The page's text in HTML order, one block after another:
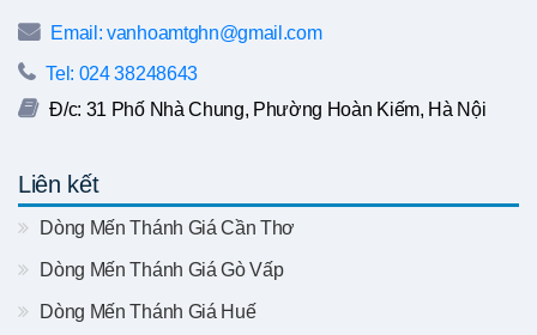
Email: vanhoamtghn@gmail.com
Tel: 024 38248643
Đ/c: 31 Phố Nhà Chung, Phường Hoàn Kiếm, Hà Nội
Liên kết
Dòng Mến Thánh Giá Cần Thơ
Dòng Mến Thánh Giá Gò Vấp
Dòng Mến Thánh Giá Huế